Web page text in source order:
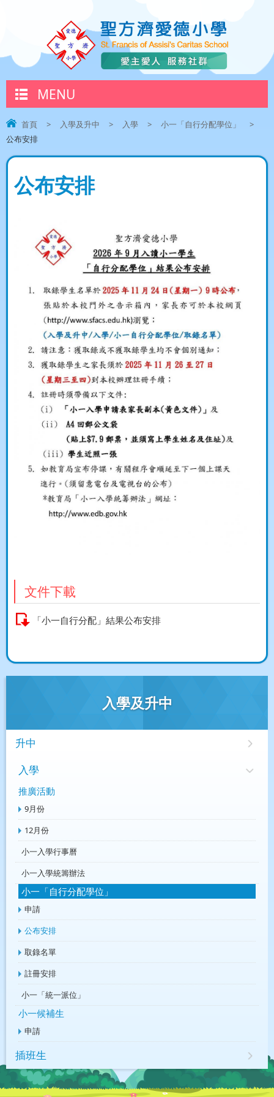
MENU
首頁 > 入學及升中 > 入學 > 小一「自行分配學位」
>
公布安排
公布安排
文件下載
「小一自行分配」結果公布安排
入學及升中
升中
入學
推廣活動
9月份
12月份
小一入學行事曆
小一入學統籌辦法
小一「自行分配學位」
申請
公布安排
取錄名單
註冊安排
小一「統一派位」
小一候補生
申請
插班生